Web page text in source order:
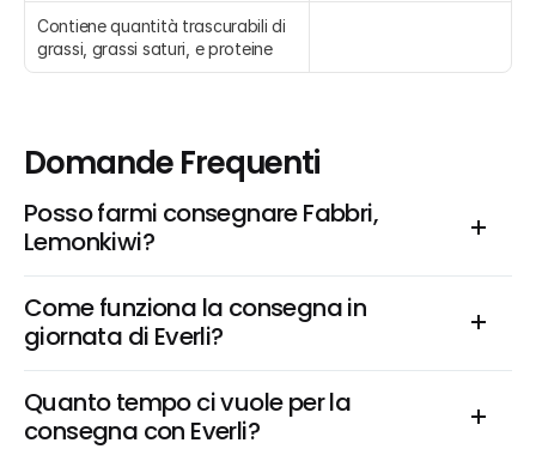
Contiene quantità trascurabili di
grassi, grassi saturi, e proteine
Domande Frequenti
Posso farmi consegnare Fabbri,
Lemonkiwi?
Come funziona la consegna in
giornata di Everli?
Quanto tempo ci vuole per la
consegna con Everli?